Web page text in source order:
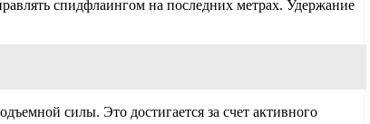
спидфлаингом на последних метрах. Удержание
силы. Это достигается за счет активного